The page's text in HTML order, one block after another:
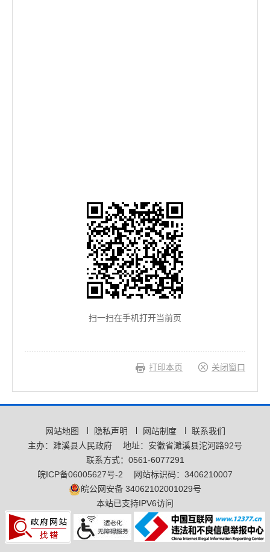
扫一扫在手机打开当前页
打印本页 关闭窗口
网站地图 隐私声明 网站制度
联系我们
主办：濉溪县人民政府
地址：安徽省濉溪县沱河路92号
联系方式：0561-6077291
皖ICP备06005627号-2
网站标识码：3406210007
皖公网安备 34062102001029号
本站已支持IPV6访问